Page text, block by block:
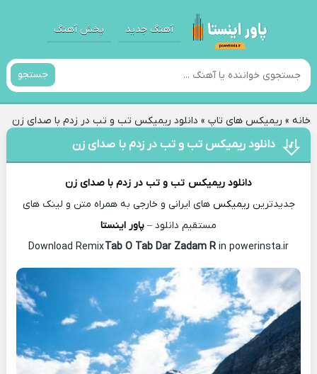
آهنگ جدید پخش آهنگ
جستجو
خانه» ریمیکس های تاپ» دانلود ریمیکس تب و تب در زدم با صدای زن
دانلود ریمیکس تب و تب در زدم با صدای زن
دانلود ریمیکس تب و تب در زدم با صدای زن
جدیدترین ریمیکس های ایرانی و خارجی به همراه متن و لینک های
مستقیم دانلود – پاور اینستا
Download Remix
Tab O Tab Dar Zadam R in powerinsta.ir